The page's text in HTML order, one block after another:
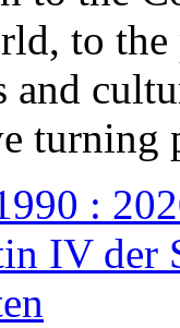
to the
and
turning
:
IV der